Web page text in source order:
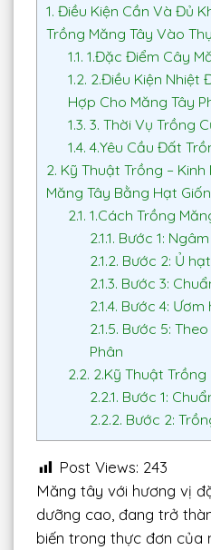
1. Điều Kiện Cần Và Đủ
Trồng Măng Tây Vào
1.1. 1.Đặc Điểm Cây
1.2. 2.Điều Kiện Nhiệt
Hợp Cho Măng Tây
1.3. 3. Thời Vụ Trồng
1.4. 4.Yêu Cầu Đất
2. Kỹ Thuật Trồng –
Măng Tây Bằng Hạt
2.1. 1.Cách Trồng
2.1.1. Bước 1:
2.1.2. Bước 2: Ủ hạt
2.1.3. Bước 3:
2.1.4. Bước 4: Ươm
2.1.5. Bước 5:
Phân
2.2. 2.Kỹ Thuật
2.2.1. Bước 1:
2.2.2. Bước 2:
Post Views: 243
Măng tây với hương vị
dưỡng cao, đang trở
biến trong thực đơn của